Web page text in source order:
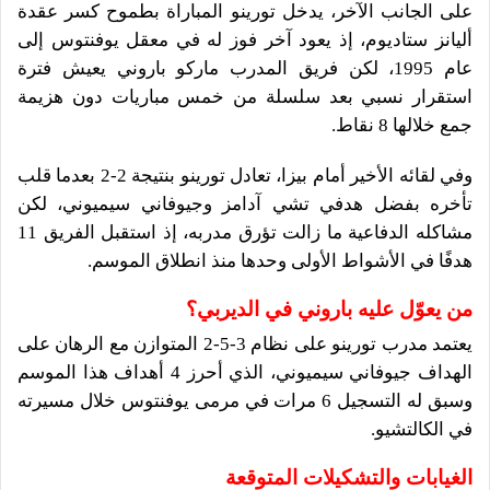
على الجانب الآخر، يدخل تورينو المباراة بطموح كسر عقدة
أليانز ستاديوم، إذ يعود آخر فوز له في معقل يوفنتوس إلى
عام 1995، لكن فريق المدرب ماركو باروني يعيش فترة
استقرار نسبي بعد سلسلة من خمس مباريات دون هزيمة
جمع خلالها 8 نقاط.
وفي لقائه الأخير أمام بيزا، تعادل تورينو بنتيجة 2-2 بعدما قلب
تأخره بفضل هدفي تشي آدامز وجيوفاني سيميوني، لكن
مشاكله الدفاعية ما زالت تؤرق مدربه، إذ استقبل الفريق 11
هدفًا في الأشواط الأولى وحدها منذ انطلاق الموسم.
من يعوّل عليه باروني في الديربي؟
يعتمد مدرب تورينو على نظام 3-5-2 المتوازن مع الرهان على
الهداف جيوفاني سيميوني، الذي أحرز 4 أهداف هذا الموسم
وسبق له التسجيل 6 مرات في مرمى يوفنتوس خلال مسيرته
في الكالتشيو.
الغيابات والتشكيلات المتوقعة